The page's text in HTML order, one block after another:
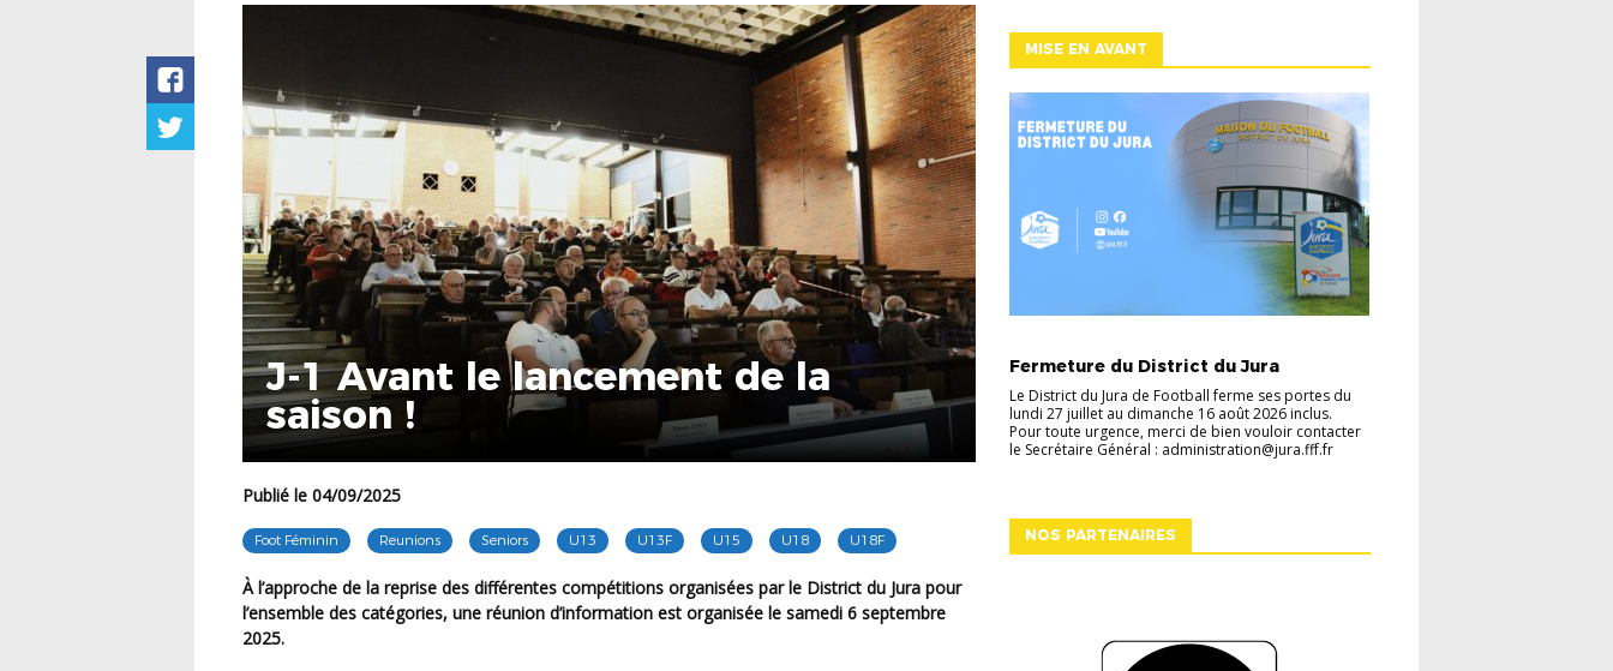
J-1 Avant le lancement de la
saison !
Publié le 04/09/2025
Foot Féminin Reunions Seniors U13 U13F U15 U18 U18F
À l’approche de la reprise des différentes compétitions organisées par le District du Jura pour
l’ensemble des catégories, une réunion d’information est organisée le samedi 6 septembre
2025.
MISE EN AVANT
Fermeture du District du Jura
Le District du Jura de Football ferme ses portes du
lundi 27 juillet au dimanche 16 août 2026 inclus.
Pour toute urgence, merci de bien vouloir contacter
le Secrétaire Général : administration@jura.fff.fr
NOS PARTENAIRES